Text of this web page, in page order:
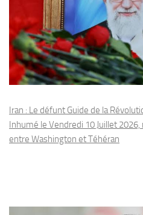
Iran : Le défunt Guide de la
Inhumé le Vendredi 10 Juillet
entre Washington et Téhéran